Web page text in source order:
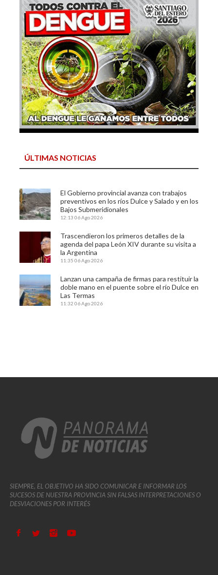
ÚLTIMAS NOTICIAS
El Gobierno provincial avanza con trabajos
preventivos en los ríos Dulce y Salado y en los
Bajos Submeridionales
12:13 06 Ago 2026
Trascendieron los primeros detalles de la
agenda del papa León XIV durante su visita a
la Argentina
11:35 06 Ago 2026
Lanzan una campaña de firmas para restituir la
doble mano en el puente sobre el río Dulce en
Las Termas
11:32 06 Ago 2026
SIEMPRE, EL OBJETIVO HA SIDO COMUNICAR E INFORMAR LOS
SUCESOS DE NUESTRA PROVINCIA SIN FALSAS INTERPRETACIONES O
DESVIACIONES POR INTERÉS